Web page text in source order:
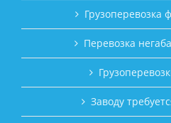
Грузоперевозка
Перевозка
Заводу